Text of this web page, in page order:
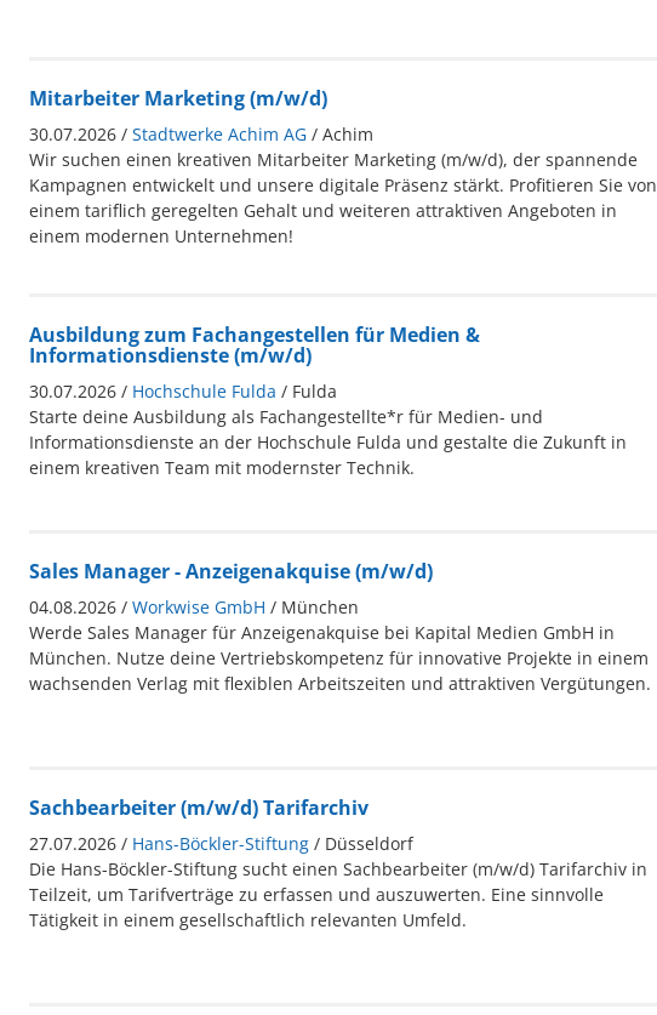
Mitarbeiter Marketing (m/w/d)
30.07.2026 / Stadtwerke Achim AG / Achim
Wir suchen einen kreativen Mitarbeiter Marketing (m/w/d), der spannende
Kampagnen entwickelt und unsere digitale Präsenz stärkt. Profitieren Sie von
einem tariflich geregelten Gehalt und weiteren attraktiven Angeboten in
einem modernen Unternehmen!
Ausbildung zum Fachangestellen für Medien &
Informationsdienste (m/w/d)
30.07.2026 / Hochschule Fulda / Fulda
Starte deine Ausbildung als Fachangestellte*r für Medien- und
Informationsdienste an der Hochschule Fulda und gestalte die Zukunft in
einem kreativen Team mit modernster Technik.
Sales Manager - Anzeigenakquise (m/w/d)
04.08.2026 / Workwise GmbH / München
Werde Sales Manager für Anzeigenakquise bei Kapital Medien GmbH in
München. Nutze deine Vertriebskompetenz für innovative Projekte in einem
wachsenden Verlag mit flexiblen Arbeitszeiten und attraktiven Vergütungen.
Sachbearbeiter (m/w/d) Tarifarchiv
27.07.2026 / Hans-Böckler-Stiftung / Düsseldorf
Die Hans-Böckler-Stiftung sucht einen Sachbearbeiter (m/w/d) Tarifarchiv in
Teilzeit, um Tarifverträge zu erfassen und auszuwerten. Eine sinnvolle
Tätigkeit in einem gesellschaftlich relevanten Umfeld.